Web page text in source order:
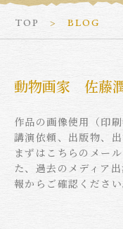
TOP BLOG
動物画家 佐藤
作品の画像使用（印
講演依頼、出版物、出
まずはこちらのメー
た、過去のメディア
報からご確認ください